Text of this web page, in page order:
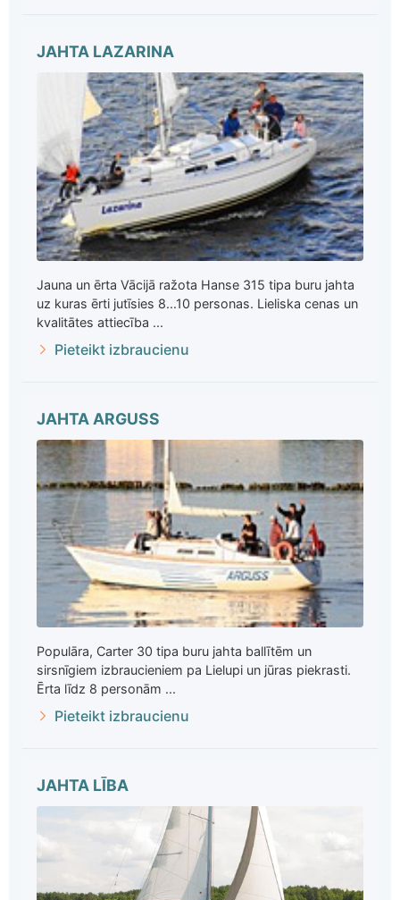
JAHTA LAZARINA
Jauna un ērta Vācijā ražota Hanse 315 tipa buru jahta
uz kuras ērti jutīsies 8...10 personas. Lieliska cenas un
kvalitātes attiecība ...
Pieteikt izbraucienu
JAHTA ARGUSS
Populāra, Carter 30 tipa buru jahta ballītēm un
sirsnīgiem izbraucieniem pa Lielupi un jūras piekrasti.
Ērta līdz 8 personām ...
Pieteikt izbraucienu
JAHTA LĪBA